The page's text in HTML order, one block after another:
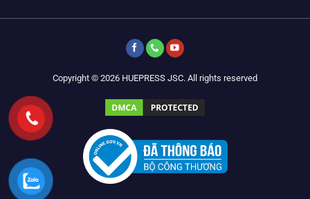
Copyright © 2026 HUEPRESS JSC. All rights reserved